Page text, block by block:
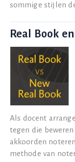
sommige stijlen
Real Book
Als docent
tegen die
akkoorden
methode van